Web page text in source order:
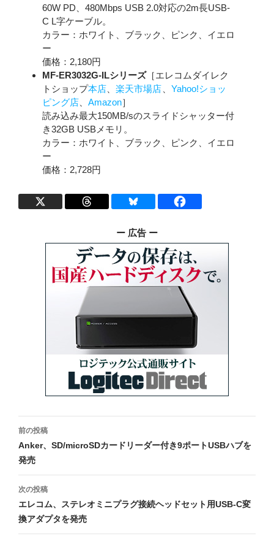
60W PD、480Mbps USB 2.0対応の2m長USB-
C L字ケーブル。
カラー：ホワイト、ブラック、ピンク、イエロ
ー
価格：2,180円
MF-ER3032G-ILシリーズ［エレコムダイレク
トショップ本店 楽天市場店
Yahoo!ショッ
ピング店
Amazon］
読み込み最大150MB/sのスライドシャッター付
き32GB USBメモリ。
カラー：ホワイト、ブラック、ピンク、イエロ
ー
価格：2,728円
ー 広告 ー
投
稿
ナ
ビ
ゲ
ー
前の投稿
Anker、SD/microSDカードリーダー付き9ポートUSBハブを
発売
次の投稿
エレコム、ステレオミニプラグ接続ヘッドセット用USB-C変
換アダプタを発売